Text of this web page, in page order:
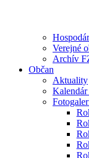
Verejné
Archív
Občan
Aktuality